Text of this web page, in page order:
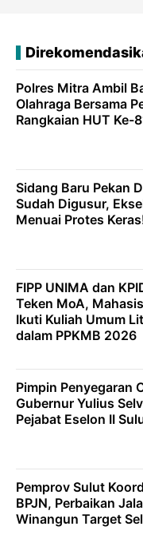
Polres Mitra Ambil
Olahraga Bersama
Rangkaian HUT Ke-
Sidang Baru Pekan
Sudah Digusur,
Menuai Protes
FIPP UNIMA dan
Teken MoA,
Ikuti Kuliah Umum
dalam PPKMB 2026
Pimpin Penyegaran
Gubernur Yulius
Pejabat Eselon II
Pemprov Sulut
BPJN, Perbaikan
Winangun Target